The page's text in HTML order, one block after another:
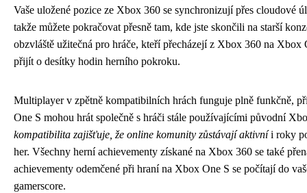
Vaše uložené pozice ze Xbox 360 se synchronizují přes cloudové
takže můžete pokračovat přesně tam, kde jste skončili na starší
obzvláště užitečná pro hráče, kteří přecházejí z Xbox 360 na Xbox
přijít o desítky hodin herního pokroku.
Multiplayer v zpětně kompatibilních hrách funguje plně funkčně,
One S mohou hrát společně s hráči stále používajícími původní
kompatibilita zajišťuje, že online komunity zůstávají aktivníi roky
her. Všechny herní achievementy získané na Xbox 360 se také
achievementy odemčené při hraní na Xbox One S se počítají do
gamerscore.